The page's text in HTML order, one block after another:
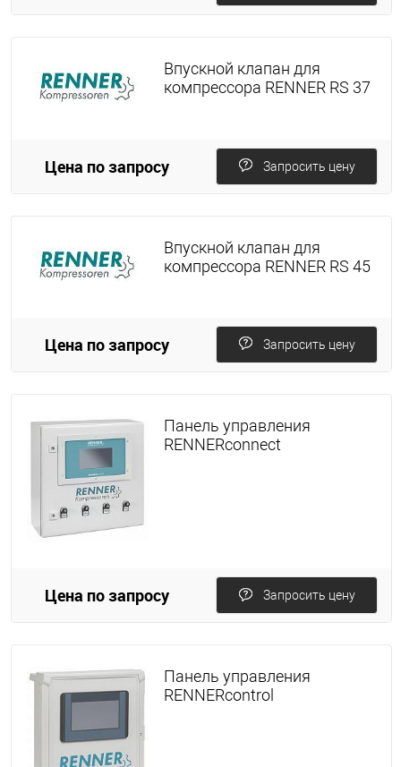
Впускной клапан для
компрессора RENNER RS 37
Цена по запросу Запросить цену
Впускной клапан для
компрессора RENNER RS 45
Цена по запросу Запросить цену
Панель управления
RENNERconnect
Цена по запросу Запросить цену
Панель управления
RENNERcontrol